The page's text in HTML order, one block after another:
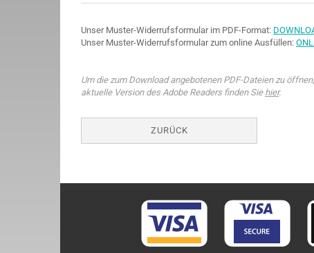
Unser Muster-Widerrufsformular im PDF-Format:
Unser Muster-Widerrufsformular zum online Ausfüllen:
Um die zum Download angebotenen PDF-Dateien zu
aktuelle Version des Adobe Readers finden Sie hier.
ZURÜCK